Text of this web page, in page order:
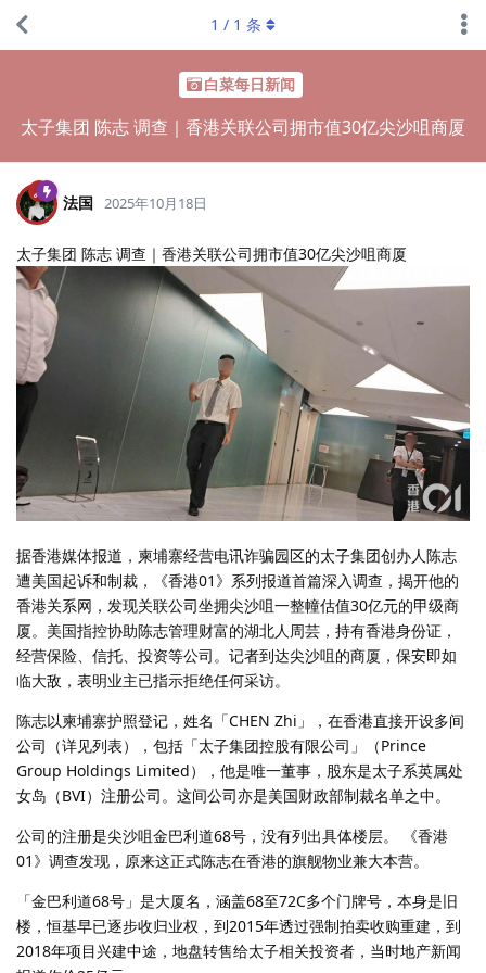
白菜每日新闻
太子集团 陈志 调查｜香港关联公司拥市值30亿尖沙咀商厦
1 / 1 条
法国 2025年10月18日
太子集团 陈志 调查｜香港关联公司拥市值30亿尖沙咀商厦
据香港媒体报道，柬埔寨经营电讯诈骗园区的太子集团创办人陈志
遭美国起诉和制裁，《香港01》系列报道首篇深入调查，揭开他的
香港关系网，发现关联公司坐拥尖沙咀一整幢估值30亿元的甲级商
厦。美国指控协助陈志管理财富的湖北人周芸，持有香港身份证，
经营保险、信托、投资等公司。记者到达尖沙咀的商厦，保安即如
临大敌，表明业主已指示拒绝任何采访。
陈志以柬埔寨护照登记，姓名「CHEN Zhi」，在香港直接开设多间
公司（详见列表），包括「太子集团控股有限公司」（Prince
Group Holdings Limited），他是唯一董事，股东是太子系英属处
女岛（BVI）注册公司。这间公司亦是美国财政部制裁名单之中。
公司的注册是尖沙咀金巴利道68号，没有列出具体楼层。 《香港
01》调查发现，原来这正式陈志在香港的旗舰物业兼大本营。
「金巴利道68号」是大厦名，涵盖68至72C多个门牌号，本身是旧
楼，恒基早已逐步收归业权，到2015年透过强制拍卖收购重建，到
2018年项目兴建中途，地盘转售给太子相关投资者，当时地产新闻